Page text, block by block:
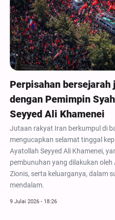
Perpisahan
dengan Pemimpin
Seyyed Ali Khamenei
Jutaan rakyat Iran berkumpul di
mengucapkan selamat tinggal
Ayatollah Seyyed Ali Khamenei,
pembunuhan yang dilakukan
Zionis, serta keluarganya, dalam
mendalam.
9 Julai 2026 - 18:26